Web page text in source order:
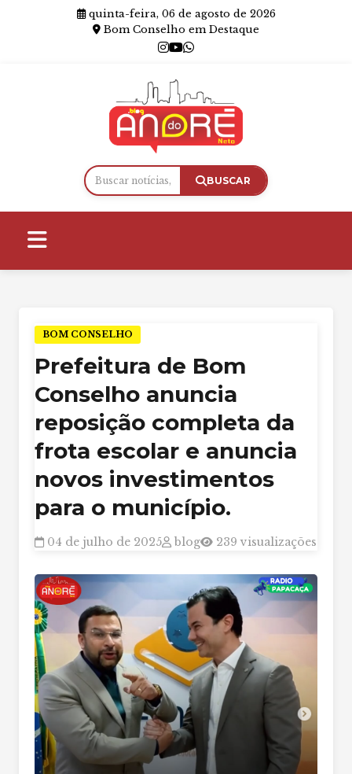
quinta-feira, 06 de agosto de 2026
Bom Conselho em Destaque
BUSCAR
BOM CONSELHO
Prefeitura de Bom
Conselho anuncia
reposição completa da
frota escolar e anuncia
novos investimentos
para o município.
04 de julho de 2025 blog 239 visualizações